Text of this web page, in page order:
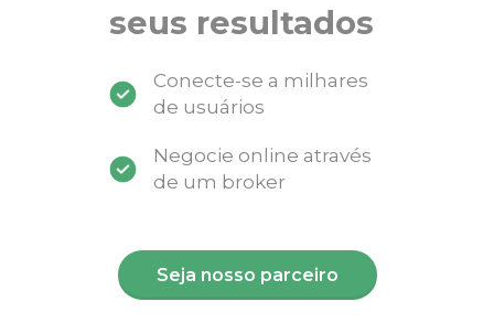
seus resultados
Conecte-se a milhares
de usuários
Negocie online através
de um broker
Seja nosso parceiro